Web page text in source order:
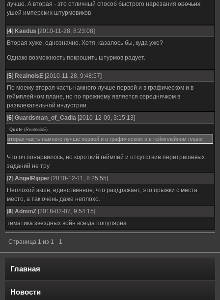
лучше. А вторая - это отличный способ быстрого нарезания орочьих
ушей имперских штурмовиков
[4] Kaedus [2010-11-28, 8:23:08]
Вторая хуже, однозначно. Хотя, казалось бы, куда уже?
Однако возможность покрошить штурмов радует.
[5] RealnoisE [2010-11-28, 9:48:57]
По моему вторая часть намного лучше первой и в графическом и в
геймплейном плане, но по прежнему является середнячком в
развлекательной индустрии.
[6] Guardsman_of_Cadia [2010-12-09, 3:15:13]
Quote (RealnoisE)
вторая часть намного лучше первой и в графическом и в геймплейном плане
Что оч понарвилось, но короткий геймлей и отсутствие перетрешевых
заданий не тру
[7] AngelRipper [2010-12-11, 8:25:55]
Неплохой экшн, единственное, что раздражает, это прыжки с места
место, а так очень даже неплохо.
[8] AdminZ [2018-02-07, 9:54:15]
тематика звездных войн всегда популярна
Страница 1 из 1 1
Главная
Новости